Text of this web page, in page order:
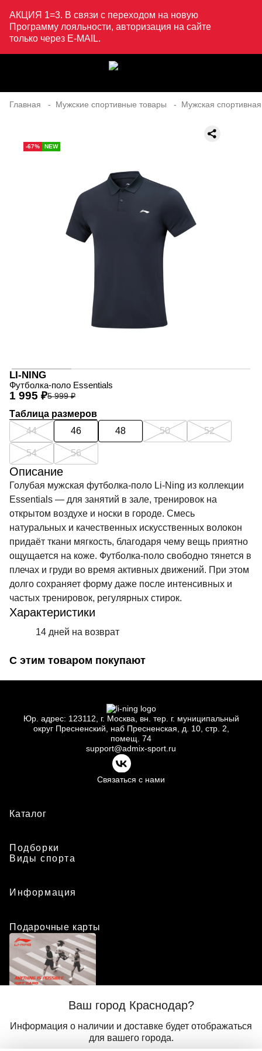
АКЦИЯ 1=3. В связи с переходом на новую
Программу лояльности, авторизация на сайте
только через E-MAIL.
Ваш город Краснодар?
Информация о наличии и доставке будет отображаться
для вашего города.
Главная Мужские спортивные товары Мужская
-67% NEW
LI-NING
Футболка-поло Essentials
5 999 ₽
1 995 ₽
Таблица размеров
44
46 48 50 52
54 56
Описание
Голубая мужская футболка-поло Li-Ning из коллекции
Essentials — для занятий в зале, тренировок на
открытом воздухе и носки в городе. Смесь
натуральных и качественных искусственных волокон
придаёт ткани мягкость, благодаря чему вещь приятно
ощущается на коже. Футболка-поло свободно тянется в
плечах и груди во время активных движений. При этом
долго сохраняет форму даже после интенсивных и
частых тренировок, регулярных стирок.
Характеристики
14 дней на возврат
С этим товаром покупают
Юр. адрес: 123112, г. Москва, вн. тер. г. муниципальный
округ Пресненский, наб Пресненская, д. 10, стр. 2,
помещ. 74
support@admix-sport.ru
Связаться с нами
Каталог
Подборки
Виды спорта
Информация
Подарочные карты
Положение о программе лояльности
Присоединиться